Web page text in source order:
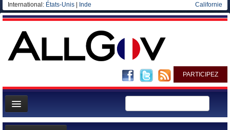
International: États-Unis Inde Californie
PARTICIPEZ
Page d'accueil